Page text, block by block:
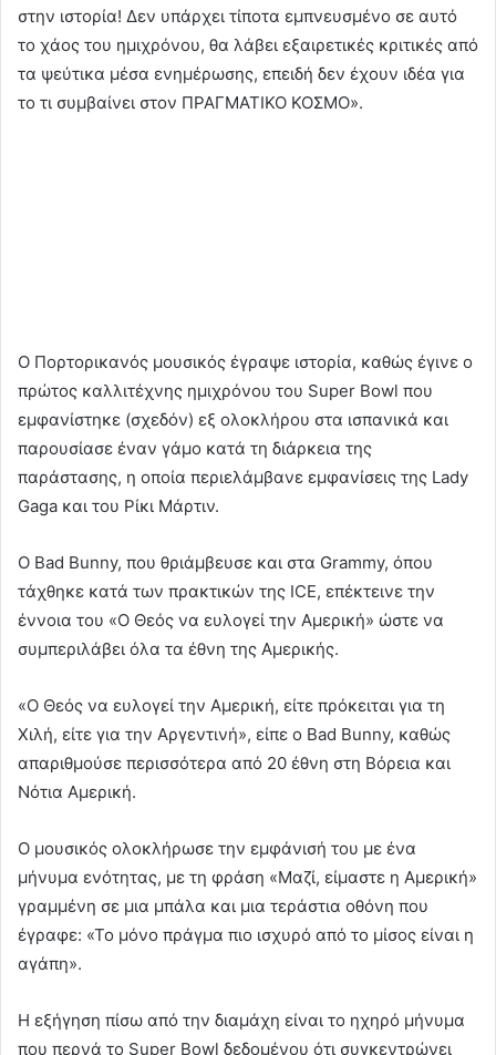
στην ιστορία! Δεν υπάρχει τίποτα εμπνευσμένο σε αυτό
το χάος του ημιχρόνου, θα λάβει εξαιρετικές κριτικές από
τα ψεύτικα μέσα ενημέρωσης, επειδή δεν έχουν ιδέα για
το τι συμβαίνει στον ΠΡΑΓΜΑΤΙΚΟ ΚΟΣΜΟ».
Ο Πορτορικανός μουσικός έγραψε ιστορία, καθώς έγινε ο
πρώτος καλλιτέχνης ημιχρόνου του Super Bowl που
εμφανίστηκε (σχεδόν) εξ ολοκλήρου στα ισπανικά και
παρουσίασε έναν γάμο κατά τη διάρκεια της
παράστασης, η οποία περιελάμβανε εμφανίσεις της Lady
Gaga και του Ρίκι Μάρτιν.
Ο Bad Bunny, που θριάμβευσε και στα Grammy, όπου
τάχθηκε κατά των πρακτικών της ICE, επέκτεινε την
έννοια του «Ο Θεός να ευλογεί την Αμερική» ώστε να
συμπεριλάβει όλα τα έθνη της Αμερικής.
«Ο Θεός να ευλογεί την Αμερική, είτε πρόκειται για τη
Χιλή, είτε για την Αργεντινή», είπε ο Bad Bunny, καθώς
απαριθμούσε περισσότερα από 20 έθνη στη Βόρεια και
Νότια Αμερική.
Ο μουσικός ολοκλήρωσε την εμφάνισή του με ένα
μήνυμα ενότητας, με τη φράση «Μαζί, είμαστε η Αμερική»
γραμμένη σε μια μπάλα και μια τεράστια οθόνη που
έγραφε: «Το μόνο πράγμα πιο ισχυρό από το μίσος είναι η
αγάπη».
H εξήγηση πίσω από την διαμάχη είναι το ηχηρό μήνυμα
που περνά το Super Bowl δεδομένου ότι συγκεντρώνει